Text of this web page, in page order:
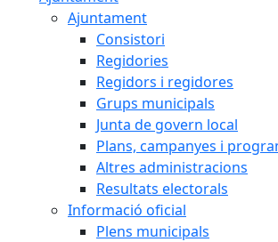
Ajuntament
Consistori
Regidories
Regidors i regidores
Grups municipals
Junta de govern local
Plans, campanyes i
Altres administracions
Resultats electorals
Informació oficial
Plens municipals